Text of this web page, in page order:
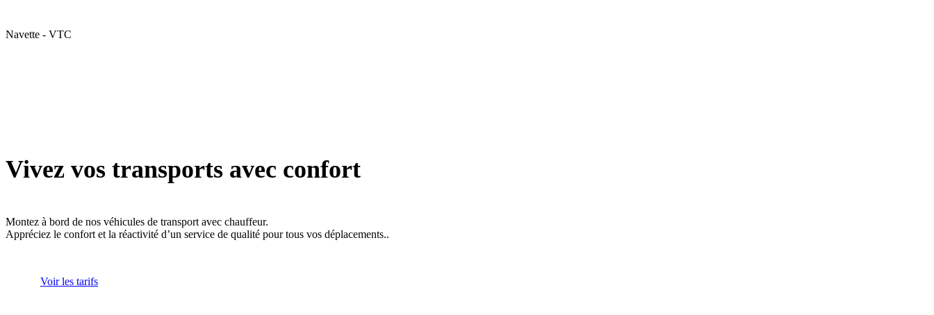
Navette - VTC
Vivez vos transports avec confort
Montez à bord de nos véhicules de transport avec chauffeur.
Appréciez le confort et la réactivité d’un service de qualité pour tous vos déplacements..
Voir les tarifs